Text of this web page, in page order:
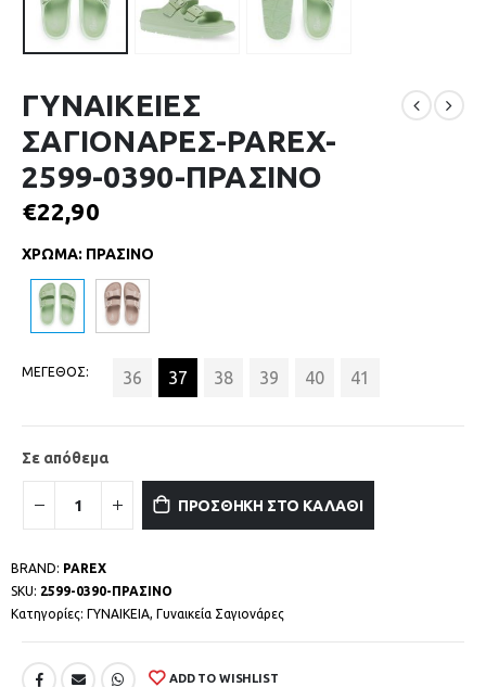
ΓΥΝΑΙΚΕΙΕΣ
ΣΑΓΙΟΝΑΡΕΣ-PAREX-
2599-0390-ΠΡΑΣΙΝΟ
€22,90
ΧΡΩΜΑ: ΠΡΑΣΙΝΟ
ΜΕΓΕΘΟΣ 36 37 38 39 40 41
Σε απόθεμα
ΠΡΟΣΘΗΚΗ ΣΤΟ ΚΑΛΑΘΙ
BRAND: PAREX
SKU: 2599-0390-ΠΡΑΣΙΝΟ
Κατηγορίες: ΓΥΝΑΙΚΕΙΑ, Γυναικεία Σαγιονάρες
ADD TO WISHLIST